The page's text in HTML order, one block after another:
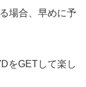
場合、早めに予
をGETして楽し